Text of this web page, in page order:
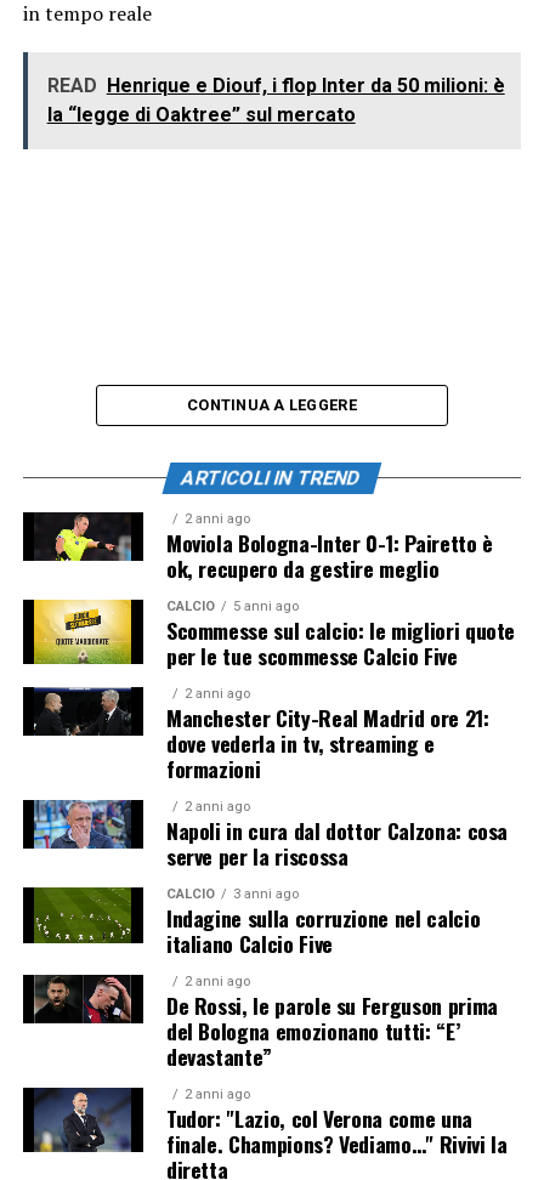
in tempo reale
READ Henrique e Diouf, i flop Inter da 50 milioni: è
la “legge di Oaktree” sul mercato
CONTINUA A LEGGERE
ARTICOLI IN TREND
2 anni ago
Moviola Bologna-Inter 0-1: Pairetto è
ok, recupero da gestire meglio
CALCIO 5 anni ago
Scommesse sul calcio: le migliori quote
per le tue scommesse Calcio Five
2 anni ago
Manchester City-Real Madrid ore 21:
dove vederla in tv, streaming e
formazioni
2 anni ago
Napoli in cura dal dottor Calzona: cosa
serve per la riscossa
CALCIO 3 anni ago
Indagine sulla corruzione nel calcio
italiano Calcio Five
2 anni ago
De Rossi, le parole su Ferguson prima
del Bologna emozionano tutti: “E’
devastante”
2 anni ago
Tudor: "Lazio, col Verona come una
finale. Champions? Vediamo…" Rivivi la
diretta